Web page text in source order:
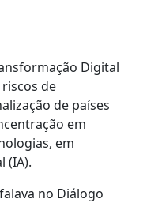
Digital
de
de países
em
em
(IA).
no Diálogo